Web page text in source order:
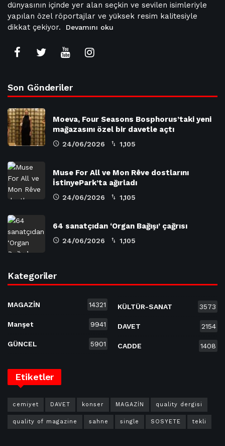
dünyasının içinde yer alan seçkin ve sevilen isimleriyle
yapılan özel röportajlar ve yüksek resim kalitesiyle
dikkat çekiyor.
Devamını oku
Son Gönderiler
Moeva, Four Seasons Bosphorus’taki yeni
mağazasını özel bir davetle açtı
24/06/2026 1,105
Muse For All ve Mon Rêve dostlarını
İstinyePark’ta ağırladı
24/06/2026 1,105
64 sanatçıdan ‘Organ Bağışı’ çağrısı
24/06/2026 1,105
Kategoriler
MAGAZİN 14321
Manşet 9941
GÜNCEL 5901
KÜLTÜR-SANAT 3573
DAVET 2154
CADDE 1408
Etiketler
cemiyet DAVET konser MAGAZİN quality dergisi
quality of magazine sahne single SOSYETE tekli